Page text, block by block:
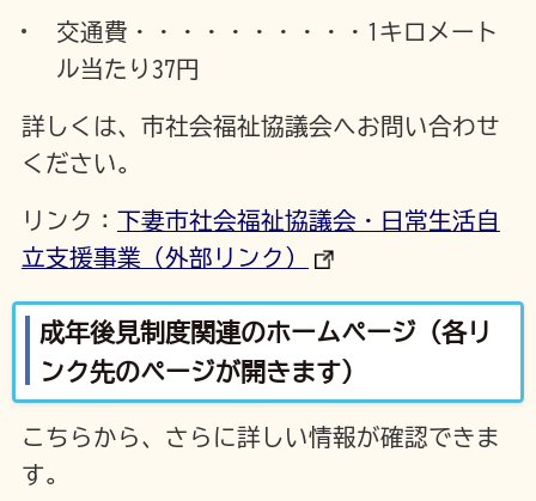
交通費・・・・・・・・・・1キロメート
ル当たり37円
詳しくは、市社会福祉協議会へお問い合わせ
ください。
リンク： 下妻市社会福祉協議会・日常生活自
立支援事業（外部リンク）
成年後見制度関連のホームページ（各リ
ンク先のページが開きます）
こちらから、さらに詳しい情報が確認できま
す。